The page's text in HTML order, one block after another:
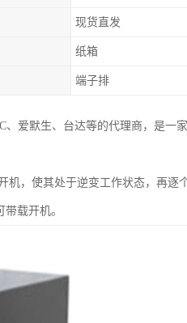
现货直发
纸箱
端子排
、爱默生、台达等的代理商，是一
机，使其处于逆变工作状态，再逐
载开机。